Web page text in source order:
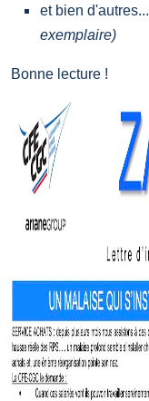
et bien d'autres...
exemplaire)
Bonne lecture !